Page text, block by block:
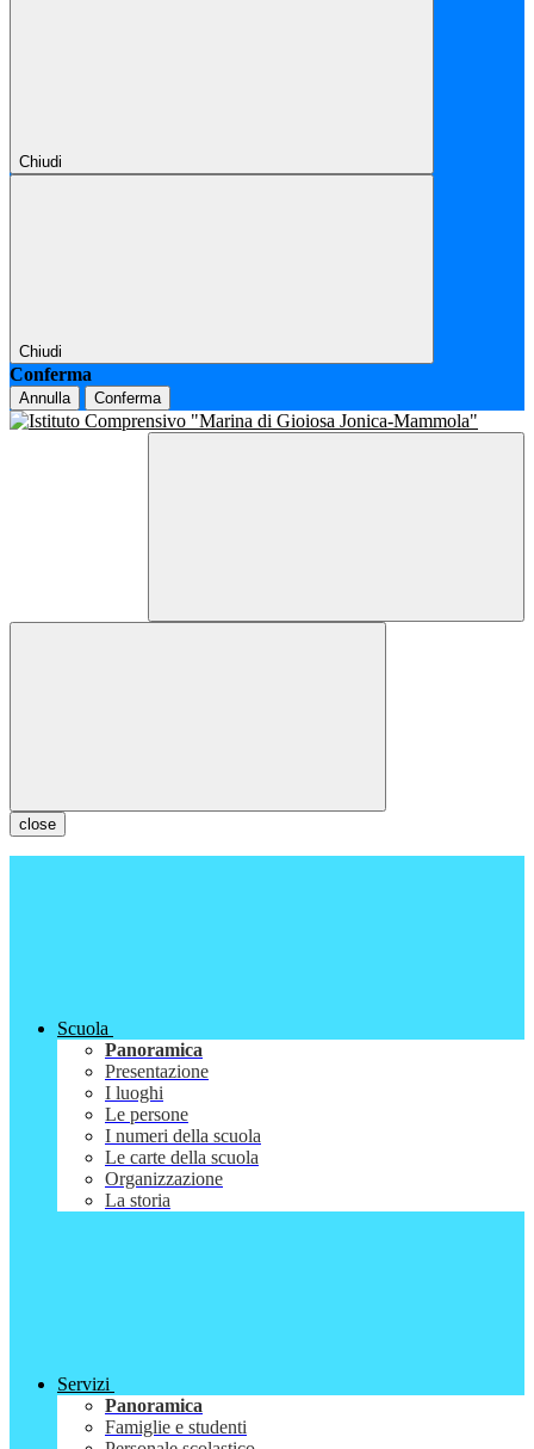
Chiudi
Chiudi
Conferma
Annulla Conferma
close
Scuola
Panoramica
Presentazione
I luoghi
Le persone
I numeri della scuola
Le carte della scuola
Organizzazione
La storia
Servizi
Panoramica
Famiglie e studenti